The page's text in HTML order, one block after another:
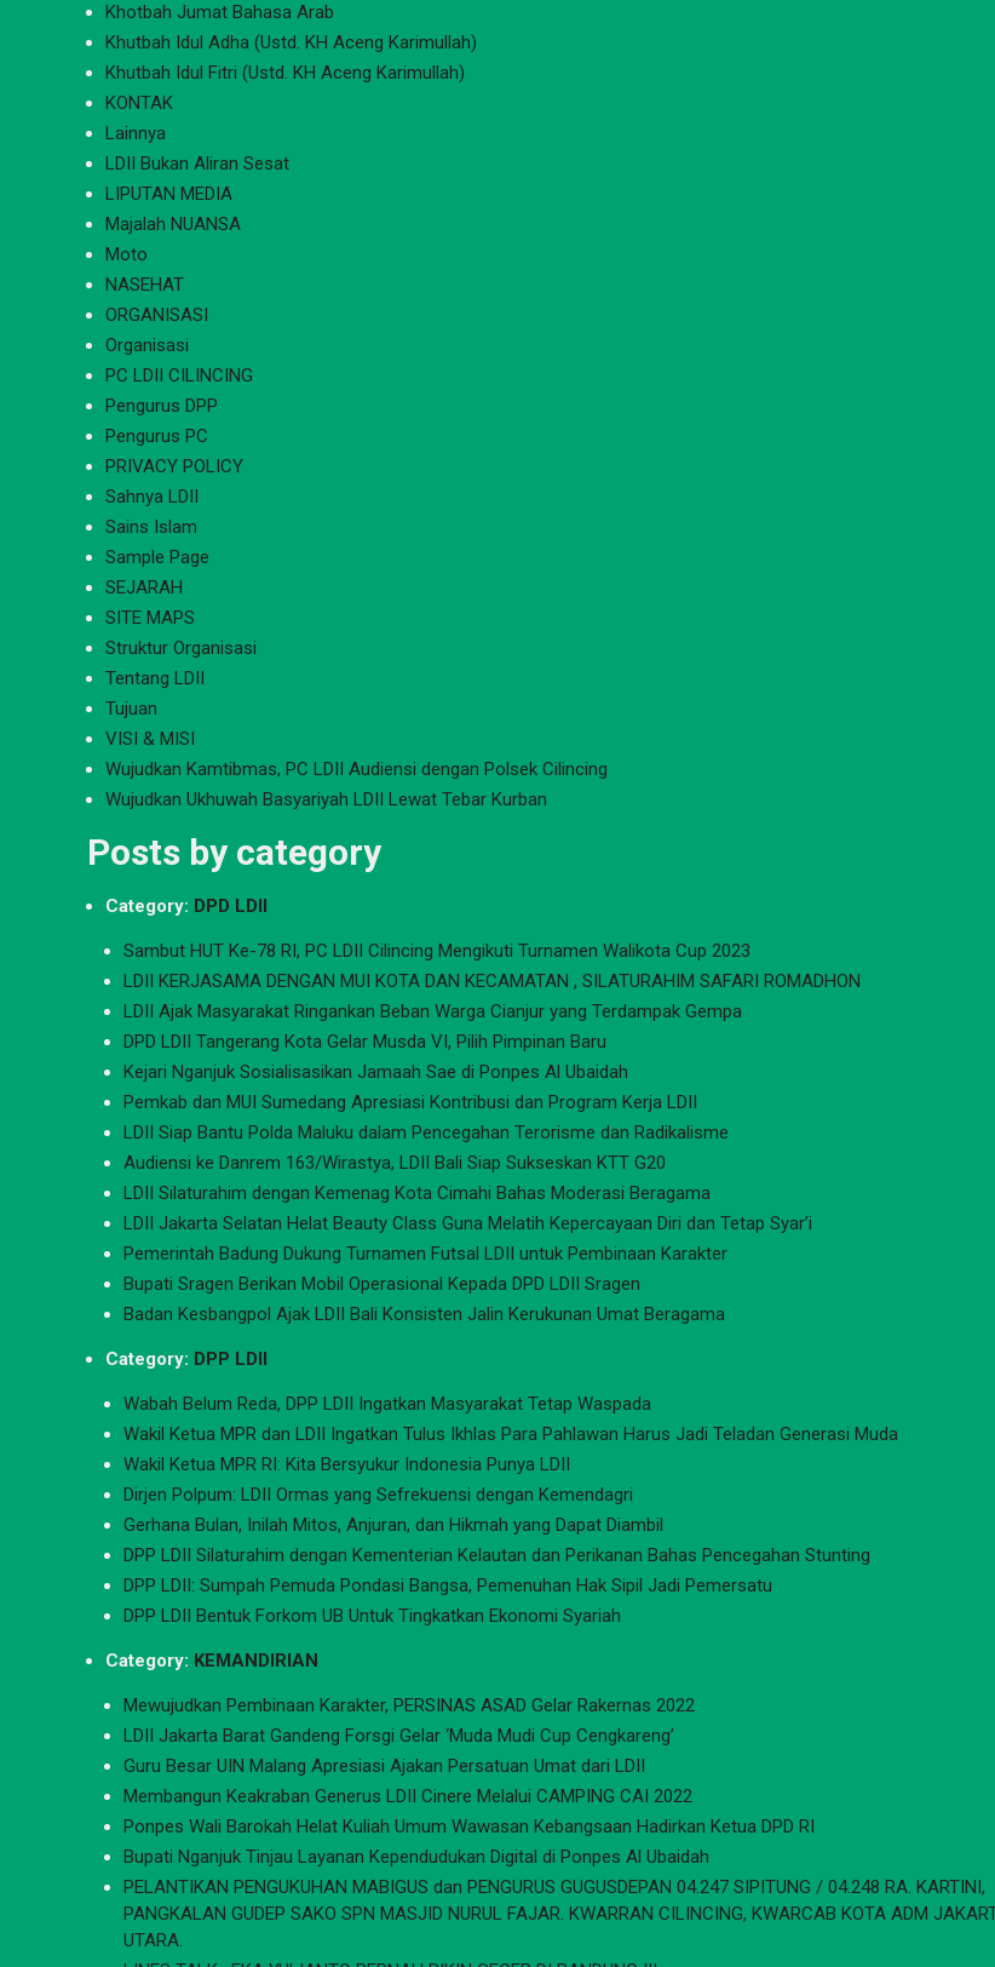
Khotbah Jumat Bahasa Arab
Khutbah Idul Adha (Ustd. KH Aceng Karimullah)
Khutbah Idul Fitri (Ustd. KH Aceng Karimullah)
KONTAK
Lainnya
LDII Bukan Aliran Sesat
LIPUTAN MEDIA
Majalah NUANSA
Moto
NASEHAT
ORGANISASI
Organisasi
PC LDII CILINCING
Pengurus DPP
Pengurus PC
PRIVACY POLICY
Sahnya LDII
Sains Islam
Sample Page
SEJARAH
SITE MAPS
Struktur Organisasi
Tentang LDII
Tujuan
VISI & MISI
Wujudkan Kamtibmas, PC LDII Audiensi dengan Polsek Cilincing
Wujudkan Ukhuwah Basyariyah LDII Lewat Tebar Kurban
Posts by category
Category: DPD LDII
Sambut HUT Ke-78 RI, PC LDII Cilincing Mengikuti Turnamen Walikota Cup 2023
LDII KERJASAMA DENGAN MUI KOTA DAN KECAMATAN , SILATURAHIM SAFARI ROMADHON
LDII Ajak Masyarakat Ringankan Beban Warga Cianjur yang Terdampak Gempa
DPD LDII Tangerang Kota Gelar Musda VI, Pilih Pimpinan Baru
Kejari Nganjuk Sosialisasikan Jamaah Sae di Ponpes Al Ubaidah
Pemkab dan MUI Sumedang Apresiasi Kontribusi dan Program Kerja LDII
LDII Siap Bantu Polda Maluku dalam Pencegahan Terorisme dan Radikalisme
Audiensi ke Danrem 163/Wirastya, LDII Bali Siap Sukseskan KTT G20
LDII Silaturahim dengan Kemenag Kota Cimahi Bahas Moderasi Beragama
LDII Jakarta Selatan Helat Beauty Class Guna Melatih Kepercayaan Diri dan Tetap Syar’i
Pemerintah Badung Dukung Turnamen Futsal LDII untuk Pembinaan Karakter
Bupati Sragen Berikan Mobil Operasional Kepada DPD LDII Sragen
Badan Kesbangpol Ajak LDII Bali Konsisten Jalin Kerukunan Umat Beragama
Category: DPP LDII
Wabah Belum Reda, DPP LDII Ingatkan Masyarakat Tetap Waspada
Wakil Ketua MPR dan LDII Ingatkan Tulus Ikhlas Para Pahlawan Harus Jadi Teladan Generasi Muda
Wakil Ketua MPR RI: Kita Bersyukur Indonesia Punya LDII
Dirjen Polpum: LDII Ormas yang Sefrekuensi dengan Kemendagri
Gerhana Bulan, Inilah Mitos, Anjuran, dan Hikmah yang Dapat Diambil
DPP LDII Silaturahim dengan Kementerian Kelautan dan Perikanan Bahas Pencegahan Stunting
DPP LDII: Sumpah Pemuda Pondasi Bangsa, Pemenuhan Hak Sipil Jadi Pemersatu
DPP LDII Bentuk Forkom UB Untuk Tingkatkan Ekonomi Syariah
Category: KEMANDIRIAN
Mewujudkan Pembinaan Karakter, PERSINAS ASAD Gelar Rakernas 2022
LDII Jakarta Barat Gandeng Forsgi Gelar ‘Muda Mudi Cup Cengkareng’
Guru Besar UIN Malang Apresiasi Ajakan Persatuan Umat dari LDII
Membangun Keakraban Generus LDII Cinere Melalui CAMPING CAI 2022
Ponpes Wali Barokah Helat Kuliah Umum Wawasan Kebangsaan Hadirkan Ketua DPD RI
Bupati Nganjuk Tinjau Layanan Kependudukan Digital di Ponpes Al Ubaidah
PELANTIKAN PENGUKUHAN MABIGUS dan PENGURUS GUGUSDEPAN 04.247 SIPITUNG / 04.248 RA. KARTINI,
PANGKALAN GUDEP SAKO SPN MASJID NURUL FAJAR. KWARRAN CILINCING, KWARCAB KOTA ADM
UTARA.